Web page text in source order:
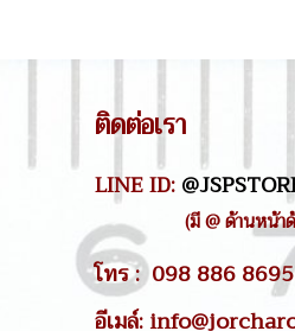
ติดต่อเรา
LINE ID:
(มี @ ด้านหน้าด้ว
โทร : 098 886
อีเมล์: